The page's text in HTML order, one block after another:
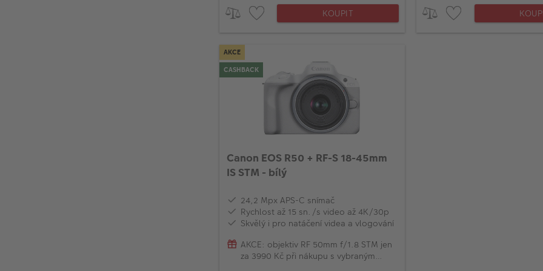
KOUPIT
AKCE
CASHBACK
Canon EOS R50 + RF-S 18-45mm
IS STM - bílý
24,2 Mpx APS-C snímač
Rychlost až 15 sn./s video až 4K/30p
Skvělý i pro natáčení videa a vlogování
AKCE: objektiv RF 50mm f/1.8 STM jen
za 3990 Kč při nákupu s vybraným